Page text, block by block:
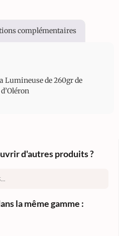
complémentaires
Lumineuse de 260gr de
d'autres produits ?
la même gamme :